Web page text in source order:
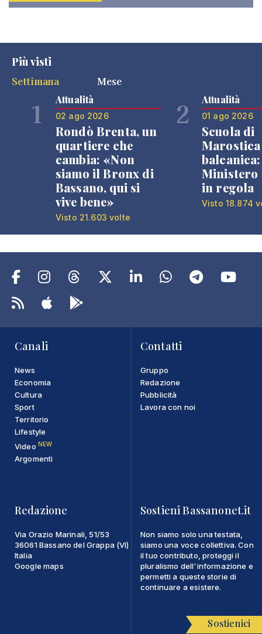
Più visti
Settimana
Mese
1 Attualità
02 ago 2026
Rondò Brenta, un
quartiere che
cambia: «Non
siamo il Bronx di
Bassano, qui si
vive bene»
Visto 21.603 volte
2 Attualità
01 ago 2026
Scuola di
Ministero
in regola
Visto 18.874
Canali
News
Economia
Cultura
Sport
Territorio
Lifestyle
Video NEW
Argomenti
Contatti
Gruppo
Redazione
Pubblicità
Lavora con noi
Redazione
Via Orazio Marinali, 51/53
36061 Bassano del Grappa (VI)
Italia
Google maps
Sostieni Bassanonet.it
Non siamo solo una testata,
siamo una voce collettiva. Con
il tuo contributo, proteggi il
pluralismo dell'informazione e
permetti a queste storie di
continuare a esistere.
Sostienici